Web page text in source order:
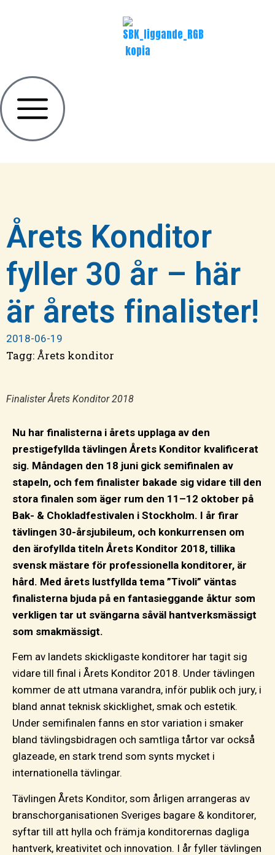
Årets Konditor
fyller 30 år – här
är årets finalister!
2018-06-19
Tagg: Årets konditor
Finalister Årets Konditor 2018
Nu har finalisterna i årets upplaga av den
prestigefyllda tävlingen Årets Konditor kvalificerat
sig. Måndagen den 18 juni gick semifinalen av
stapeln, och fem finalister bakade sig vidare till den
stora finalen som äger rum den 11–12 oktober på
Bak- & Chokladfestivalen i Stockholm. I år firar
tävlingen 30-årsjubileum, och konkurrensen om
den ärofyllda titeln Årets Konditor 2018, tillika
svensk mästare för professionella konditorer, är
hård. Med årets lustfyllda tema ”Tivoli” väntas
finalisterna bjuda på en fantasieggande åktur som
verkligen tar ut svängarna såväl hantverksmässigt
som smakmässigt.
Fem av landets skickligaste konditorer har tagit sig
vidare till final i Årets Konditor 2018. Under tävlingen
kommer de att utmana varandra, inför publik och jury, i
bland annat teknisk skicklighet, smak och estetik.
Under semifinalen fanns en stor variation i smaker
bland tävlingsbidragen och samtliga tårtor var också
glazeade, en stark trend som synts mycket i
internationella tävlingar.
Tävlingen Årets Konditor, som årligen arrangeras av
branschorganisationen Sveriges bagare & konditorer,
syftar till att hylla och främja konditorernas dagliga
hantverk, kreativitet och innovation. I år fyller tävlingen